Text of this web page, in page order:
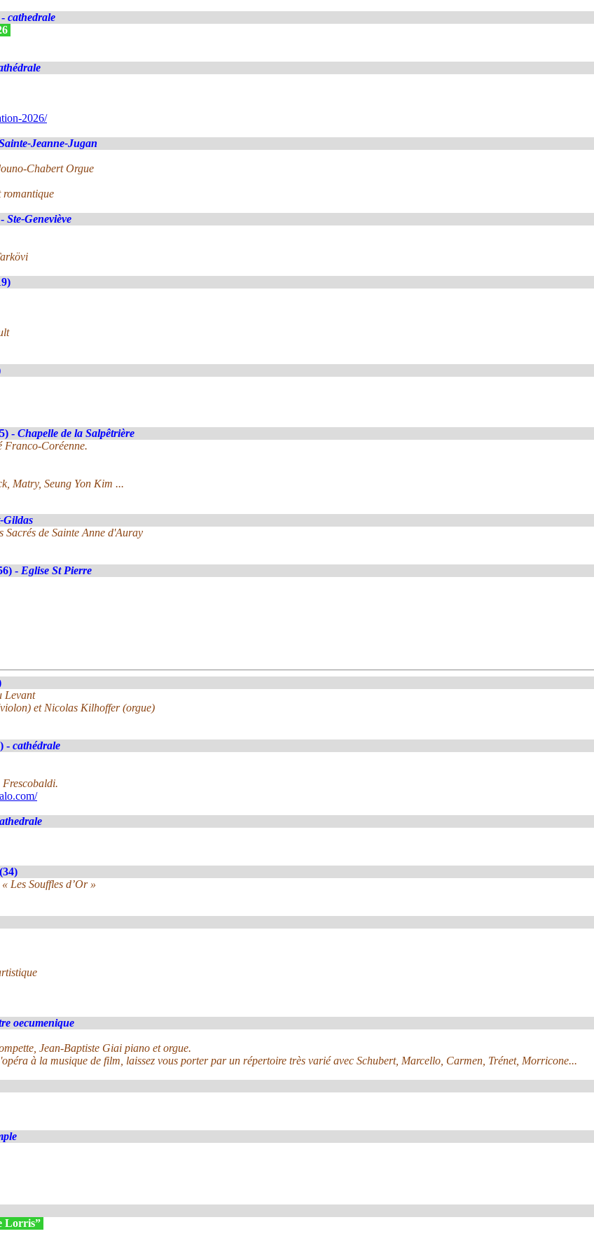
cathedrale
2026/
Jeanne-Jugan
Chabert Orgue
romantique
Ste-Geneviève
- Chapelle de la Salpêtrière
Franco-Coréenne.
Matry, Seung Yon Kim ...
Gildas
Sacrés de Sainte Anne d'Auray
- Eglise St Pierre
Levant
et Nicolas Kilhoffer (orgue)
- cathédrale
Les Souffles d’Or »
oecumenique
Jean-Baptiste Giai piano et orgue.
à la musique de film, laissez vous porter par un répertoire très varié avec Schubert, Marcello, Carmen, Trénet, Morricone...
Lorris”